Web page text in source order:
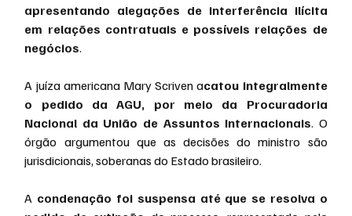
apresentando alegações de interferência ilícita
em relações contratuais e possíveis relações de
negócios.
A juíza americana Mary Scriven acatou integralmente
o pedido da AGU, por meio da Procuradoria
Nacional da União de Assuntos Internacionais. O
órgão argumentou que as decisões do ministro são
jurisdicionais, soberanas do Estado brasileiro.
A condenação foi suspensa até que se resolva o